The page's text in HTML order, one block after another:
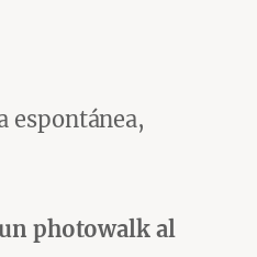
espontánea,
photowalk al